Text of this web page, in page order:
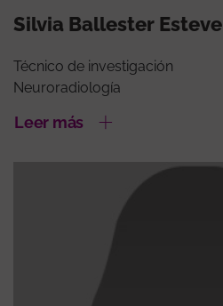
Silvia Ballester Esteve
Técnico de investigación
Neuroradiología
Leer más